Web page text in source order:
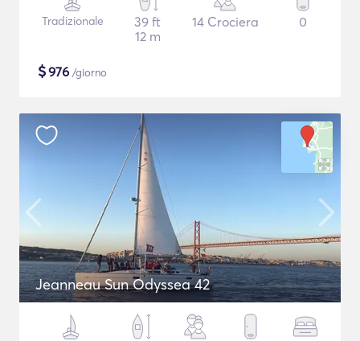
Tradizionale
39 ft
12 m
14 Crociera 0
$976 /giorno
Jeanneau Sun Odyssea 42